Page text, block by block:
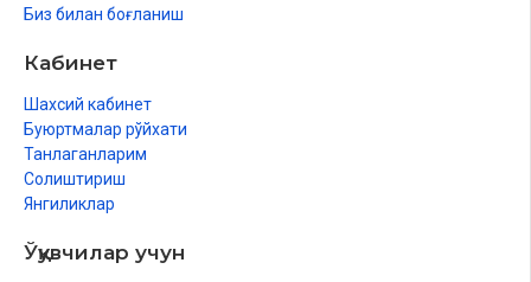
Биз билан боғланиш
Кабинет
Шахсий кабинет
Буюртмалар рўйхати
Танлаганларим
Солиштириш
Янгиликлар
Ўқувчилар учун